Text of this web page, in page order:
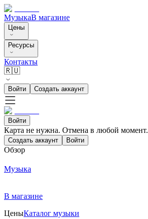
МузыкаВ магазине
Цены
Ресурсы
Контакты
🇷🇺
Войти Создать аккаунт
Войти
Карта не нужна. Отмена в любой момент.
Создать аккаунт Войти
Обзор
Музыка
В магазине
ЦеныКаталог музыки